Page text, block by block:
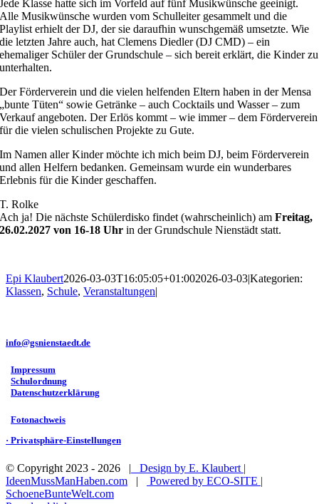
Jede Klasse hatte sich im Vorfeld auf fünf Musikwünsche geeinigt.
Alle Musikwünsche wurden vom Schulleiter gesammelt und die
Playlist erhielt der DJ, der sie daraufhin wunschgemäß umsetzte. Wie
die letzten Jahre auch, hat Clemens Diedler (DJ CMD) – ein
ehemaliger Schüler der Grundschule – sich bereit erklärt, die Kinder zu
unterhalten.
Der Förderverein und die vielen helfenden Eltern haben in der Mensa
„bunte Tüten“ sowie Getränke – auch Cocktails und Wasser – zum
Verkauf angeboten. Der Erlös kommt – wie immer – dem Förderverein
für die vielen schulischen Projekte zu Gute.
Im Namen aller Kinder möchte ich mich beim DJ, beim Förderverein
und allen Helfern bedanken. Gemeinsam wurde ein wunderbares
Erlebnis für die Kinder geschaffen.
T. Rolke
Ach ja! Die nächste Schülerdisko findet (wahrscheinlich) amFreitag,
26.02.2027 von 16-18 Uhr in der Grundschule Nienstädt statt.
Epi Klaubert2026-03-03T16:05:05+01:002026-03-03|Kategorien:
Klassen, Schule, Veranstaltungen|
info@gsnienstaedt.de
Impressum
Schulordnung
Datenschutzerklärung
Fotonachweis
· Privatsphäre-Einstellungen
© Copyright 2023 - 2026 | Design by E. Klaubert |
IdeenMussManHaben.com |
Powered by ECO-SITE |
SchoeneBunteWelt.com